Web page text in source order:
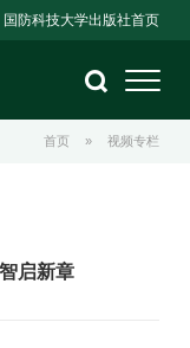
国防科技大学出版社首页
首页 » 视频专栏
启新章